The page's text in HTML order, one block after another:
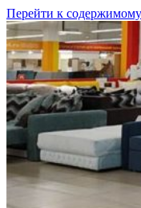
Перейти к содержимому